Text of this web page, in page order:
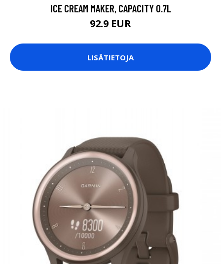
ICE CREAM MAKER, CAPACITY 0.7L
92.9 EUR
LISÄTIETOJA